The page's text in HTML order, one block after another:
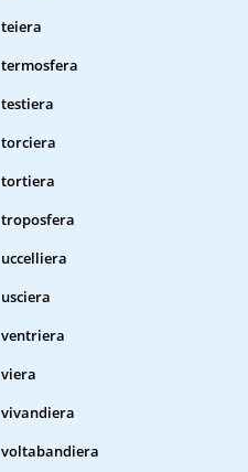
teiera
termosfera
testiera
torciera
tortiera
troposfera
uccelliera
usciera
ventriera
viera
vivandiera
voltabandiera